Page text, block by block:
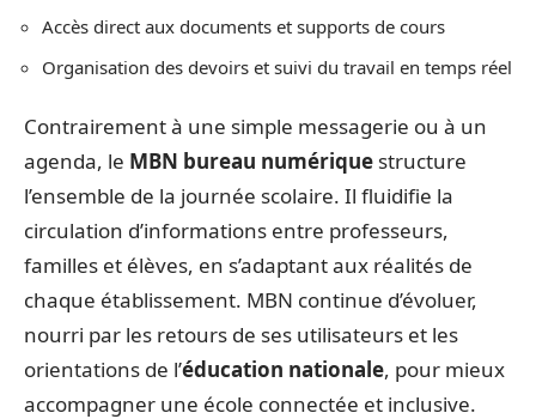
Accès direct aux documents et supports de cours
Organisation des devoirs et suivi du travail en temps réel
Contrairement à une simple messagerie ou à un
agenda, le MBN bureau numérique structure
l’ensemble de la journée scolaire. Il fluidifie la
circulation d’informations entre professeurs,
familles et élèves, en s’adaptant aux réalités de
chaque établissement. MBN continue d’évoluer,
nourri par les retours de ses utilisateurs et les
orientations de l’éducation nationale, pour mieux
accompagner une école connectée et inclusive.